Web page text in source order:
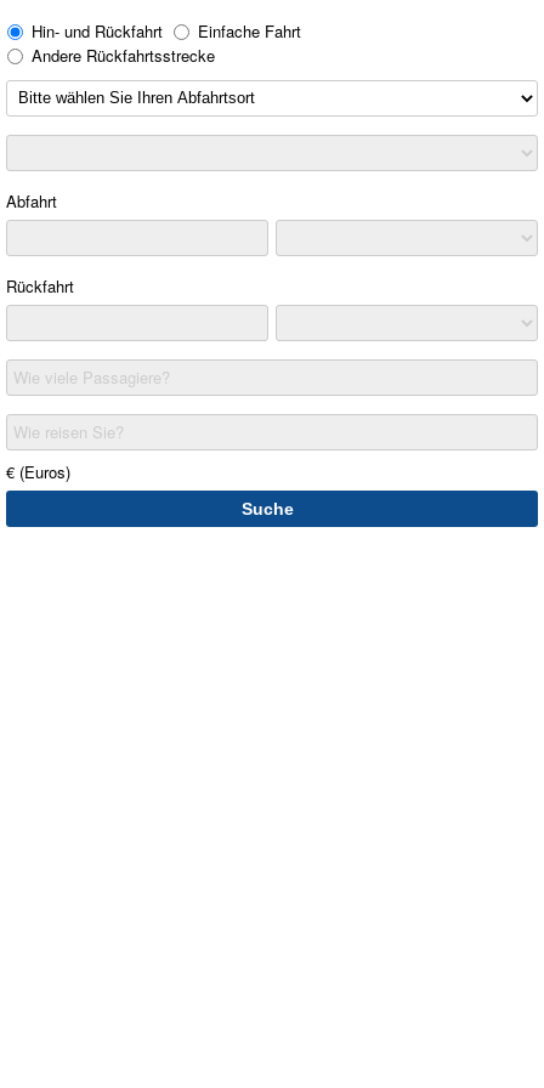
Hin- und Rückfahrt
Einfache Fahrt
Andere Rückfahrtsstrecke
Abfahrt
Rückfahrt
Wie viele Passagiere?
Wie reisen Sie?
€ (Euros)
Suche